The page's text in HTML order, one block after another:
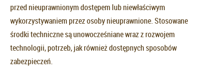
przed nieuprawnionym dostępem lub niewłaściwym
wykorzystywaniem przez osoby nieuprawnione. Stosowane
środki techniczne są unowocześniane wraz z rozwojem
technologii, potrzeb, jak również dostępnych sposobów
zabezpieczeń.